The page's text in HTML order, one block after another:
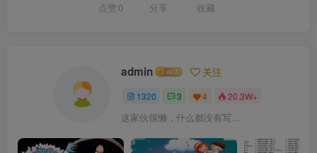
点赞 0 分享 收藏
admin 关注
1320 3 4 20.3W+
这家伙很懒，什么都没有写...